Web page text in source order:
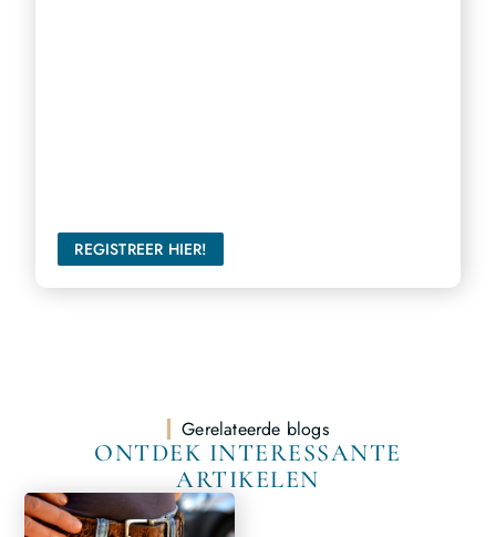
REGISTREER HIER!
Gerelateerde blogs
ONTDEK INTERESSANTE
ARTIKELEN